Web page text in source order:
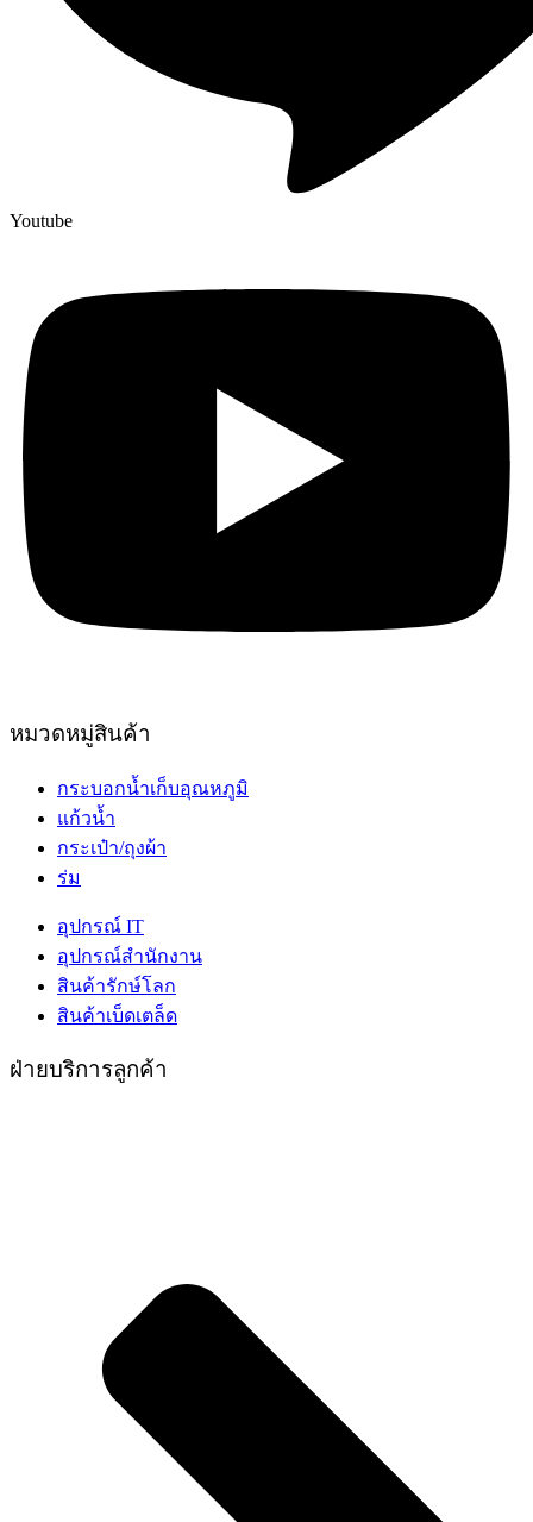
Youtube
หมวดหมู่สินค้า
กระบอกน้ำเก็บอุณหภูมิ
แก้วน้ำ
กระเป๋า/ถุงผ้า
ร่ม
อุปกรณ์ IT
อุปกรณ์สำนักงาน
สินค้ารักษ์โลก
สินค้าเบ็ดเตล็ด
ฝ่ายบริการลูกค้า